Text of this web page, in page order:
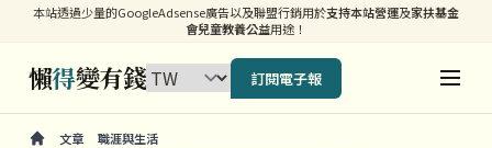
本站透過少量的GoogleAdsense廣告以及聯盟行銷用於支持本站營運及家扶基金
會兒童教養公益用途！
懶得變有錢 訂閱電子報
文章
職涯與生活